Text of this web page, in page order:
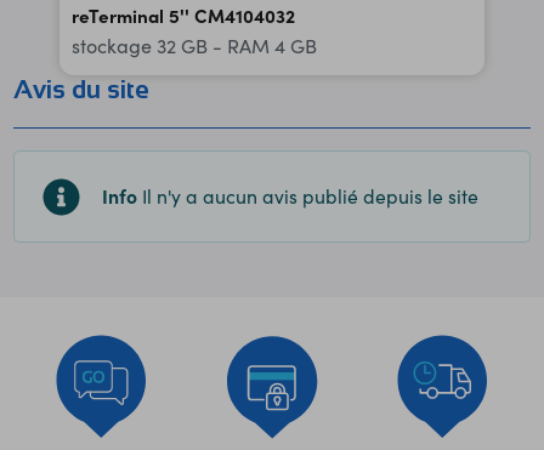
reTerminal 5'' CM4104032
stockage 32 GB - RAM 4 GB
Avis du site
Info Il n'y a aucun avis publié depuis le site